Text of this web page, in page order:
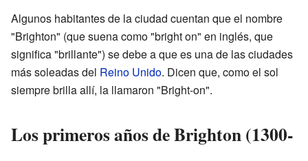
Algunos habitantes de la ciudad cuentan que el nombre
"Brighton" (que suena como "bright on" en inglés, que
significa "brillante") se debe a que es una de las ciudades
más soleadas del Reino Unido. Dicen que, como el sol
siempre brilla allí, la llamaron "Bright-on".
Los primeros años de Brighton (1300-